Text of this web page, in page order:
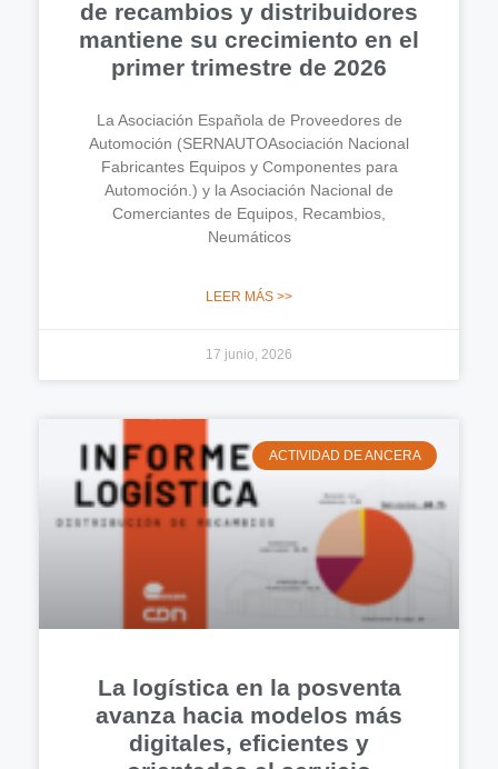
de recambios y distribuidores
mantiene su crecimiento en el
primer trimestre de 2026
La Asociación Española de Proveedores de
Automoción (SERNAUTOAsociación Nacional
Fabricantes Equipos y Componentes para
Automoción.) y la Asociación Nacional de
Comerciantes de Equipos, Recambios,
Neumáticos
LEER MÁS >>
17 junio, 2026
ACTIVIDAD DE ANCERA
La logística en la posventa
avanza hacia modelos más
digitales, eficientes y